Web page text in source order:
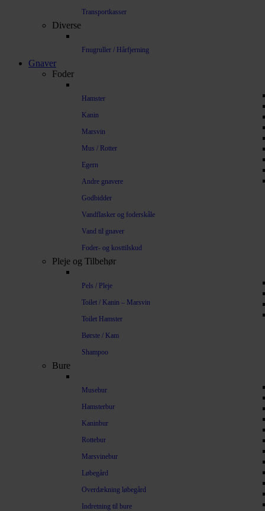
Transportkasser
Diverse
Fnugruller / Hårfjerning
Gnaver
Foder
Hamster
Kanin
Marsvin
Mus / Rotter
Egern
Andre gnavere
Godbidder
Vandflasker og foderskåle
Vand til gnaver
Foder- og kosttilskud
Pleje og Tilbehør
Pels / Pleje
Toilet / Kanin – Marsvin
Toilet Hamster
Børste / Kam
Shampoo
Bure
Musebur
Hamsterbur
Kaninbur
Rottebur
Marsvinebur
Løbegård
Overdækning løbegård
Indretning til bure